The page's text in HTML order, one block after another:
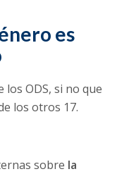
es
ODS, si no que
los otros 17.
sobre la